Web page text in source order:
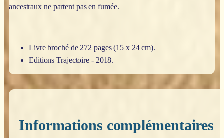
ancestraux ne partent pas en fumée.
Livre broché de 272 pages (15 x 24 cm).
Editions Trajectoire - 2018.
Informations complémentaires